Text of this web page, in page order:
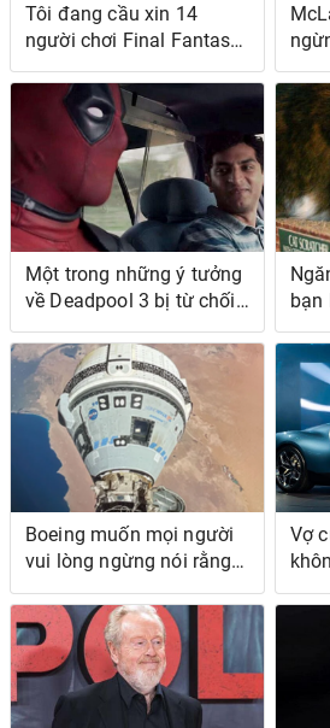
Tôi đang cầu xin 14
người chơi Final Fantasy
chỉ đọc đoạn hội thoại
trong Dawntrail
Một trong những ý tưởng
về Deadpool 3 bị từ chối
của Ryan Reynolds là
một chuyến đi độc lập
bạn
thất
này
Boeing muốn mọi người
vui lòng ngừng nói rằng
cuộc thử nghiệm ISS của
Starliner là một vụ phá
sản
Vợ